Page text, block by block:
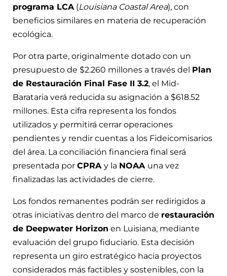
programa LCA (Louisiana Coastal Area), con
beneficios similares en materia de recuperación
ecológica.
Por otra parte, originalmente dotado con un
presupuesto de $2.260 millones a través del Plan
de Restauración Final Fase II 3.2, el Mid-
Barataria verá reducida su asignación a $618.52
millones. Esta cifra representa los fondos
utilizados y permitirá cerrar operaciones
pendientes y rendir cuentas a los Fideicomisarios
del área. La conciliación financiera final será
presentada por CPRA y la NOAA una vez
finalizadas las actividades de cierre.
Los fondos remanentes podrán ser redirigidos a
otras iniciativas dentro del marco de restauración
de Deepwater Horizon en Luisiana, mediante
evaluación del grupo fiduciario. Esta decisión
representa un giro estratégico hacia proyectos
considerados más factibles y sostenibles, con la